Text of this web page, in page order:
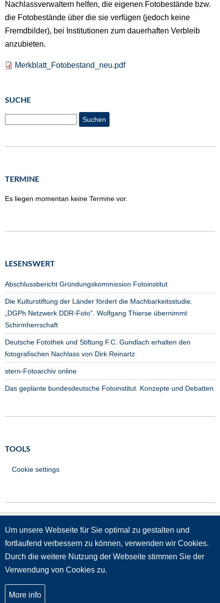
Nachlassverwaltern helfen, die eigenen Fotobestände bzw.
die Fotobestände über die sie verfügen (jedoch keine
Fremdbilder), bei Institutionen zum dauerhaften Verbleib
anzubieten.
Merkblatt_Fotobestand_neu.pdf
SUCHE
TERMINE
Es liegen momentan keine Termine vor.
LESENSWERT
Abschlussbericht Gründungskommission Fotoinstitut
Die Kulturstiftung der Länder fördert die Machbarkeitsstudie.
„DGPh Netzwerk DDR-Foto“. Wolfgang Thierse übernimmt
Schirmherrschaft
Deutsche Fotothek und Stiftung F.C. Gundlach erhalten den
fotografischen Nachlass von Dirk Reinartz
stern-Fotoarchiv online
Das geplante bundesdeutsche Fotoinstitut. Konzepte und Debatten
TOOLS
Cookie settings
GRÜNDUNGSMITGLIEDER
Um unsere Webseite für Sie optimal zu gestalten und
fortlaufend verbessern zu können, verwenden wir Cookies.
Durch die weitere Nutzung der Webseite stimmen Sie der
Verwendung von Cookies zu.
More info